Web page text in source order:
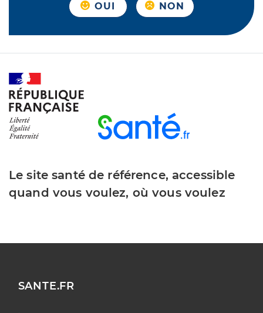
OUI NON
Le site santé de référence, accessible
quand vous voulez, où vous voulez
SANTE.FR